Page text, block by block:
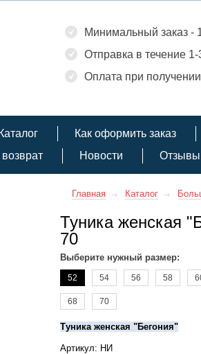
Минимальный заказ -
Отправка в течение 1-
Оплата при получении
Каталог Как оформить заказ
Новости Отзывы
Главная Каталог
Туника женская
70
Выберите нужный размер:
52 54 56 58
68 70
Туника женская "Бегония"
Артикул: НИ